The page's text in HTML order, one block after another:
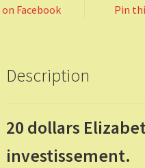
on Facebook Pin
Description
20 dollars
investissement.